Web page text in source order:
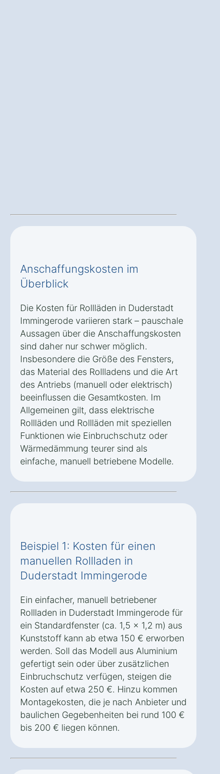
Anschaffungskosten im
Überblick
Die Kosten für Rollläden in Duderstadt
Immingerode variieren stark – pauschale
Aussagen über die Anschaffungskosten
sind daher nur schwer möglich.
Insbesondere die Größe des Fensters,
das Material des Rollladens und die Art
des Antriebs (manuell oder elektrisch)
beeinflussen die Gesamtkosten. Im
Allgemeinen gilt, dass elektrische
Rollläden und Rollläden mit speziellen
Funktionen wie Einbruchschutz oder
Wärmedämmung teurer sind als
einfache, manuell betriebene Modelle.
Beispiel 1: Kosten für einen
manuellen Rollladen in
Duderstadt Immingerode
Ein einfacher, manuell betriebener
Rollladen in Duderstadt Immingerode für
ein Standardfenster (ca. 1,5 x 1,2 m) aus
Kunststoff kann ab etwa 150 € erworben
werden. Soll das Modell aus Aluminium
gefertigt sein oder über zusätzlichen
Einbruchschutz verfügen, steigen die
Kosten auf etwa 250 €. Hinzu kommen
Montagekosten, die je nach Anbieter und
baulichen Gegebenheiten bei rund 100 €
bis 200 € liegen können.